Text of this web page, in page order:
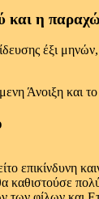
και η
έξι
Άνοιξη
επικίνδυνη
καθιστούσε